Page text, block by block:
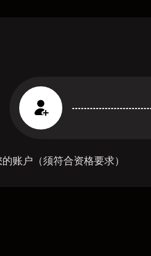
账户（须符合资格要求）